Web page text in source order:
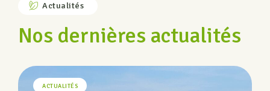
Actualités
Nos dernières actualités
ACTUALITÉS